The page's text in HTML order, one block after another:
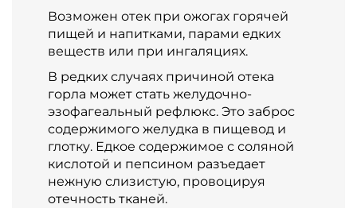
Возможен отек при ожогах горячей
пищей и напитками, парами едких
веществ или при ингаляциях.
В редких случаях причиной отека
горла может стать желудочно-
эзофагеальный рефлюкс. Это заброс
содержимого желудка в пищевод и
глотку. Едкое содержимое с соляной
кислотой и пепсином разъедает
нежную слизистую, провоцируя
отечность тканей.